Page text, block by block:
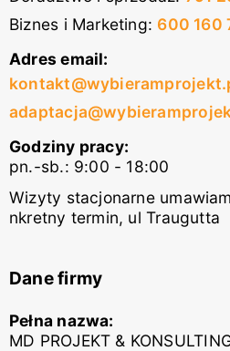
Biznes i Marketing: 600 160
Adres email:
Godziny pracy:
pn.-sb.: 9:00 - 18:00
Wizyty stacjonarne
nkretny termin, ul Traugutta
Dane firmy
Pełna nazwa:
MD PROJEKT &